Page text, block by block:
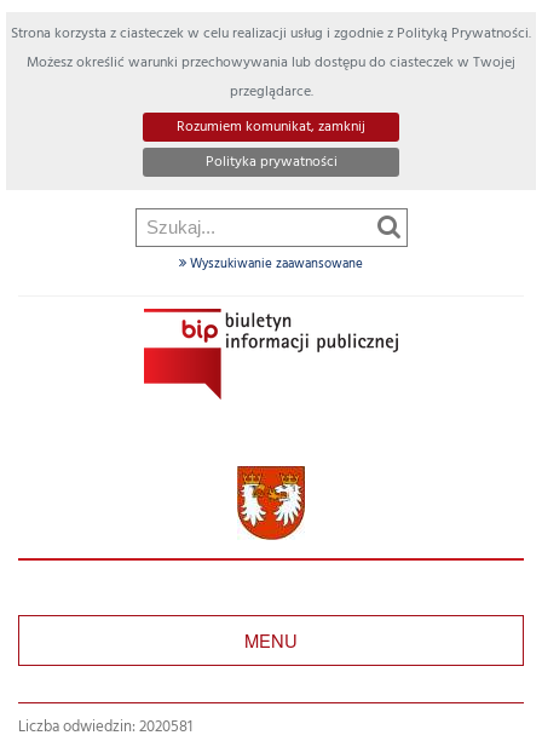
Strona korzysta z ciasteczek w celu realizacji usług i zgodnie z Polityką Prywatności.
Możesz określić warunki przechowywania lub dostępu do ciasteczek w Twojej
przeglądarce.
Rozumiem komunikat, zamknij
Polityka prywatności
Wyszukiwanie zaawansowane
MENU
Liczba odwiedzin: 2020581